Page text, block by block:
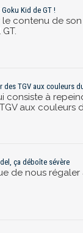
Kid de GT !
contenu de
des TGV aux couleurs
consiste à
aux couleurs
ça déboîte sévère
de nous